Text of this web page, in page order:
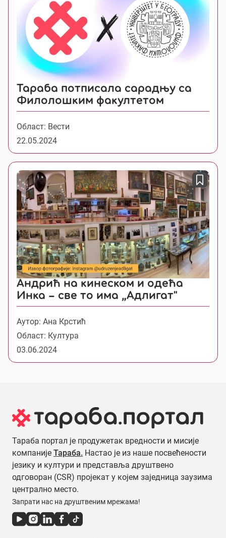
Тараба потписала сарадњу са
Филолошким факултетом
Област: Вести
22.05.2024
Андрић на кинеском и одећа
Инка – све то има „Адлигат"
Аутор: Ана Крстић
Област: Култура
03.06.2024
Тараба портал је продужетак вредности и мисије
компаније Тараба. Настао је из наше посвећености
језику и култури и представља друштвено
одговоран (CSR) пројекат у којем заједница заузима
централно место.
Запрати нас на друштвеним мрежама!